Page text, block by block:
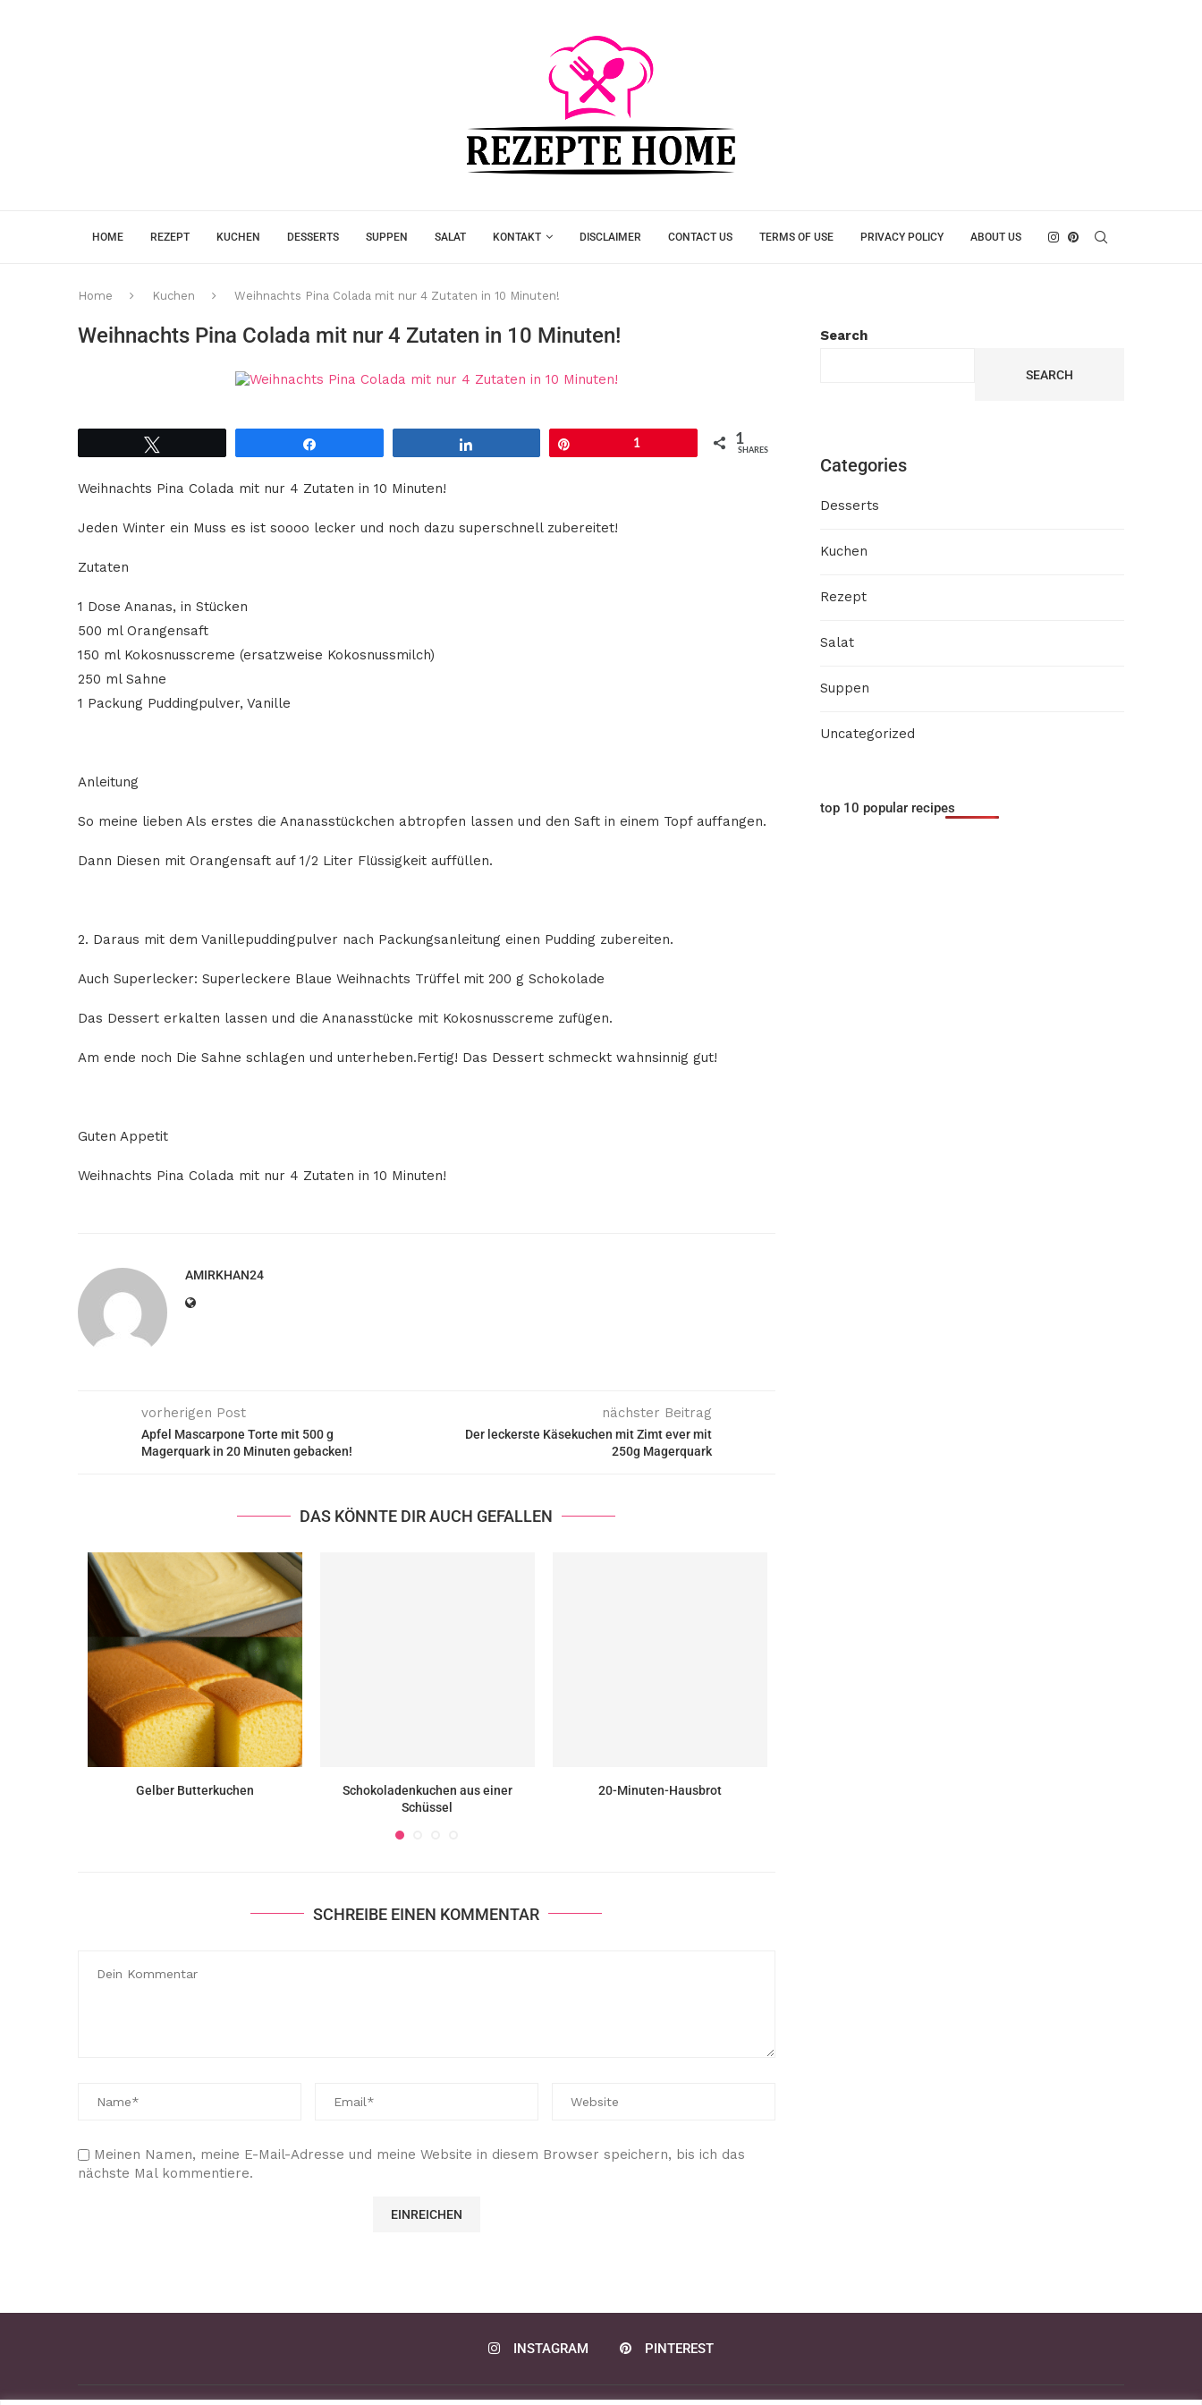
HOME REZEPT KUCHEN DESSERTS SUPPEN SALAT KONTAKT DISCLAIMER CONTACT US TERMS OF USE PRIVACY POLICY ABOUT US
Home Kuchen Weihnachts Pina Colada mit nur 4 Zutaten in 10 Minuten!
Weihnachts Pina Colada mit nur 4 Zutaten in 10 Minuten!
1 1
SHARES
Weihnachts Pina Colada mit nur 4 Zutaten in 10 Minuten!
Jeden Winter ein Muss es ist soooo lecker und noch dazu superschnell zubereitet!
Zutaten
1 Dose Ananas, in Stücken
500 ml Orangensaft
150 ml Kokosnusscreme (ersatzweise Kokosnussmilch)
250 ml Sahne
1 Packung Puddingpulver, Vanille
Anleitung
So meine lieben Als erstes die Ananasstückchen abtropfen lassen und den Saft in einem Topf auffangen.
Dann Diesen mit Orangensaft auf 1/2 Liter Flüssigkeit auffüllen.
2. Daraus mit dem Vanillepuddingpulver nach Packungsanleitung einen Pudding zubereiten.
Auch Superlecker: Superleckere Blaue Weihnachts Trüffel mit 200 g Schokolade
Das Dessert erkalten lassen und die Ananasstücke mit Kokosnusscreme zufügen.
Am ende noch Die Sahne schlagen und unterheben.Fertig! Das Dessert schmeckt wahnsinnig gut!
Guten Appetit
Weihnachts Pina Colada mit nur 4 Zutaten in 10 Minuten!
AMIRKHAN24
vorherigen Post
Apfel Mascarpone Torte mit 500 g
Magerquark in 20 Minuten gebacken!
nächster Beitrag
Der leckerste Käsekuchen mit Zimt ever mit
250g Magerquark
DAS KÖNNTE DIR AUCH GEFALLEN
Gelber Butterkuchen
Schokoladenkuchen aus einer
Schüssel
20-Minuten-Hausbrot
SCHREIBE EINEN KOMMENTAR
Meinen Namen, meine E-Mail-Adresse und meine Website in diesem Browser speichern, bis ich das
nächste Mal kommentiere.
Search
SEARCH
Categories
Desserts
Kuchen
Rezept
Salat
Suppen
Uncategorized
top 10 popular recipes
INSTAGRAM PINTEREST